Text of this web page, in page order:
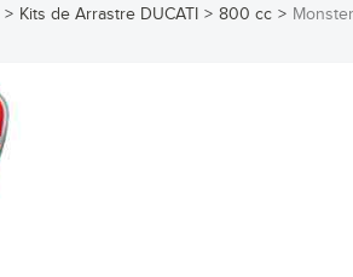
> Kits de Arrastre DUCATI > 800 cc >